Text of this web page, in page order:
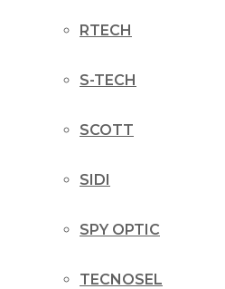
RTECH
S-TECH
SCOTT
SIDI
SPY OPTIC
TECNOSEL